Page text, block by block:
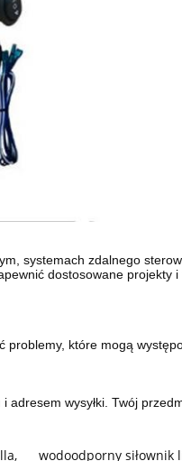
systemach zdalnego
dostosowane projekty
które mogą
wysyłki. Twój
, wodoodporny siłownik